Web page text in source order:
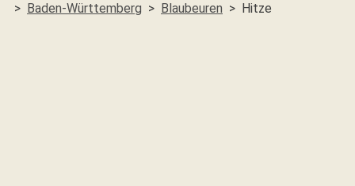
Baden-Württemberg Blaubeuren Hitze